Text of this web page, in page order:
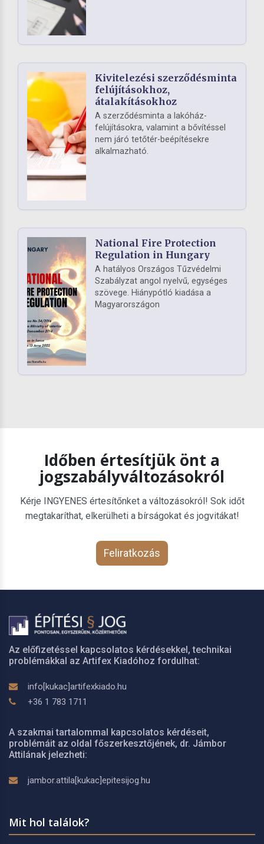
Kivitelezési szerződésminta
felújításokhoz,
átalakításokhoz
A szerződésminta a lakóház-
felújításokra, valamint a bővítéssel
nem járó tetőtér-beépítésekre
alkalmazható.
National Fire Protection
Regulation in Hungary
A hatályos Országos Tűzvédelmi
Szabályzat angol nyelvű, egységes
szövege. Hiánypótló kiadása a
Magyarországon
Időben értesítjük önt a
jogszabályváltozásokról
Kérje INGYENES értesítőnket a változásokról! Sok időt
megtakaríthat, elkerülheti a bírságokat és jogvitákat!
Feliratkozás
Az előfizetéssel kapcsolatos kérdésekkel, technikai
problémákkal az Artifex Kiadóhoz fordulhat:
info[kukac]artifexkiado.hu
+36 1 783 1711
A szakmai tartalommal kapcsolatos kérdéseit,
problémáit az oldal főszerkesztőjének, dr. Jámbor
Attilának jelezheti:
jambor.attila[kukac]epitesijog.hu
Mit hol találok?